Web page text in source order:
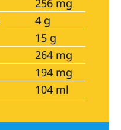
256 mg
4 g
15 g
264 mg
194 mg
104 ml